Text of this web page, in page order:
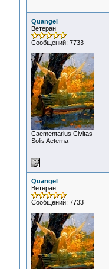
Quangel
Ветеран
Сообщений: 7733
Сaementarius Civitas
Solis Aeterna
Quangel
Ветеран
Сообщений: 7733